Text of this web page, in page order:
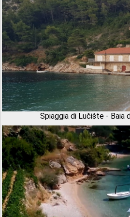
Spiaggia di Lučište - Baia